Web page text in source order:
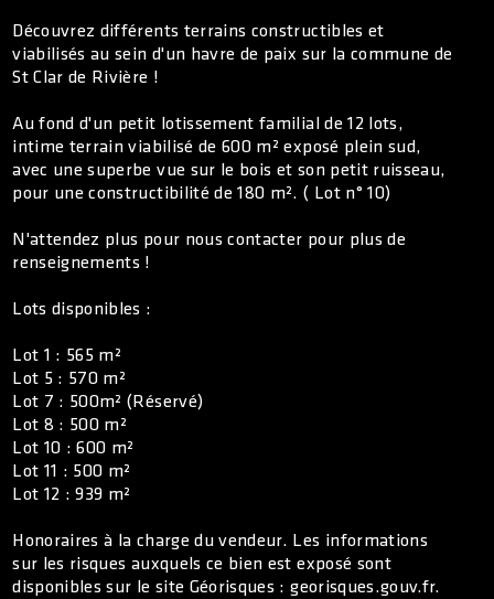
Découvrez différents terrains constructibles et
viabilisés au sein d'un havre de paix sur la commune de
St Clar de Rivière !
Au fond d'un petit lotissement familial de 12 lots,
intime terrain viabilisé de 600 m² exposé plein sud,
avec une superbe vue sur le bois et son petit ruisseau,
pour une constructibilité de 180 m². ( Lot n° 10)
N'attendez plus pour nous contacter pour plus de
renseignements !
Lots disponibles :
Lot 1 : 565 m²
Lot 5 : 570 m²
Lot 7 : 500m² (Réservé)
Lot 8 : 500 m²
Lot 10 : 600 m²
Lot 11 : 500 m²
Lot 12 : 939 m²
Honoraires à la charge du vendeur. Les informations
sur les risques auxquels ce bien est exposé sont
disponibles sur le site Géorisques : georisques.gouv.fr.